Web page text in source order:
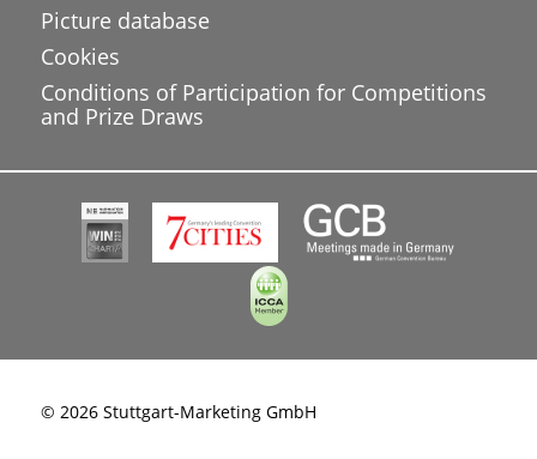
Picture database
Cookies
Conditions of Participation for Competitions
and Prize Draws
© 2026 Stuttgart-Marketing GmbH